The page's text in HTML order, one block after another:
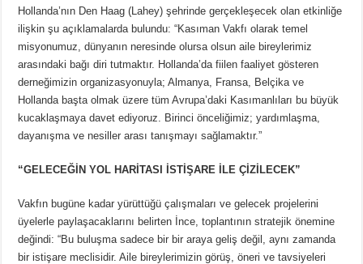
Hollanda’nın Den Haag (Lahey) şehrinde gerçekleşecek olan etkinliğe
ilişkin şu açıklamalarda bulundu: “Kasıman Vakfı olarak temel
misyonumuz, dünyanın neresinde olursa olsun aile bireylerimiz
arasındaki bağı diri tutmaktır. Hollanda’da fiilen faaliyet gösteren
derneğimizin organizasyonuyla; Almanya, Fransa, Belçika ve
Hollanda başta olmak üzere tüm Avrupa’daki Kasımanlıları bu büyük
kucaklaşmaya davet ediyoruz. Birinci önceliğimiz; yardımlaşma,
dayanışma ve nesiller arası tanışmayı sağlamaktır.”
“GELECEĞİN YOL HARİTASI İSTİŞARE İLE ÇİZİLECEK”
Vakfın bugüne kadar yürüttüğü çalışmaları ve gelecek projelerini
üyelerle paylaşacaklarını belirten İnce, toplantının stratejik önemine
değindi: “Bu buluşma sadece bir bir araya geliş değil, aynı zamanda
bir istişare meclisidir. Aile bireylerimizin görüş, öneri ve tavsiyeleri